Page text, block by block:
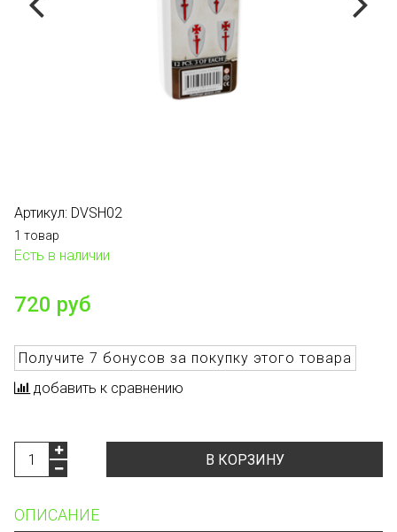
Артикул: DVSH02
1 товар
Есть в наличии
720 руб
Получите 7 бонусов за покупку этого товара
добавить к сравнению
В КОРЗИНУ
ОПИСАНИЕ